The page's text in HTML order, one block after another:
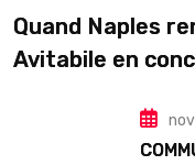
Quand Naples
Avitabile en